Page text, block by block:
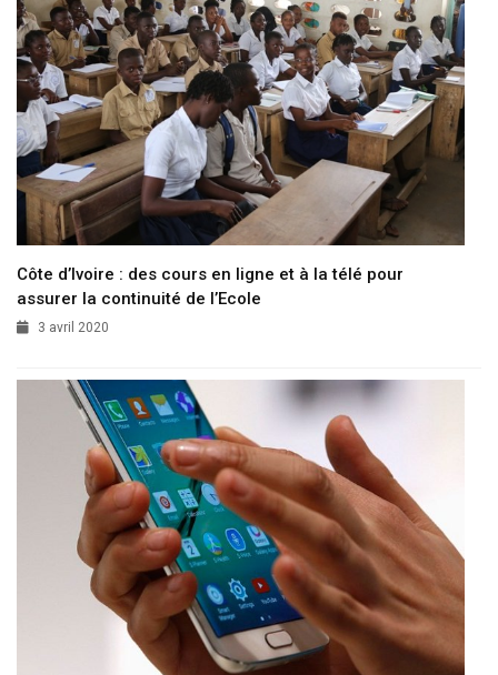
Côte d’Ivoire : des cours en ligne et à la télé pour
assurer la continuité de l’Ecole
3 avril 2020